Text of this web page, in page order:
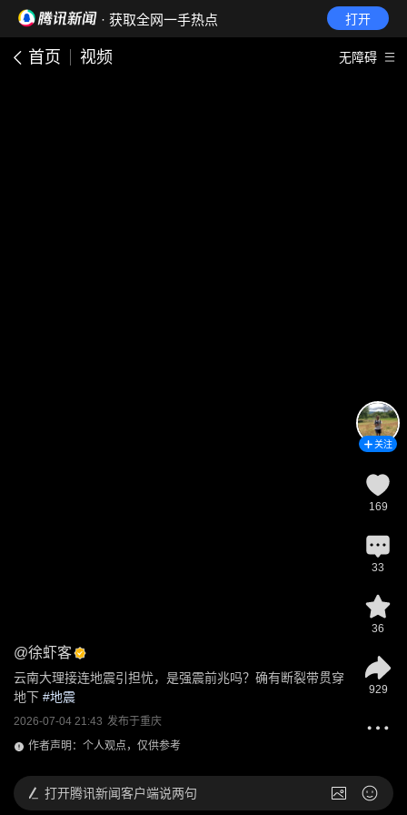
· 获取全网一手热点 打开
首页 视频 无障碍
@徐虾客
云南大理接连地震引担忧，是强震前兆吗？确有断裂带贯穿
地下 #地震
2026-07-04 21:43 发布于重庆
作者声明：个人观点，仅供参考
关注
169
33
36
929
打开腾讯新闻客户端说两句